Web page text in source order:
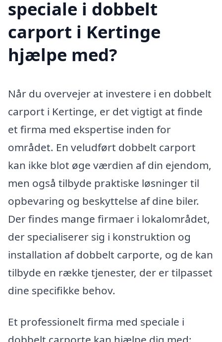
speciale i dobbelt
carport i Kertinge
hjælpe med?
Når du overvejer at investere i en dobbelt
carport i Kertinge, er det vigtigt at finde
et firma med ekspertise inden for
området. En veludført dobbelt carport
kan ikke blot øge værdien af din ejendom,
men også tilbyde praktiske løsninger til
opbevaring og beskyttelse af dine biler.
Der findes mange firmaer i lokalområdet,
der specialiserer sig i konstruktion og
installation af dobbelt carporte, og de kan
tilbyde en række tjenester, der er tilpasset
dine specifikke behov.
Et professionelt firma med speciale i